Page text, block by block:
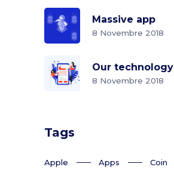
Massive app
8 Novembre 2018
Our technology
8 Novembre 2018
Tags
Apple Apps
Coin